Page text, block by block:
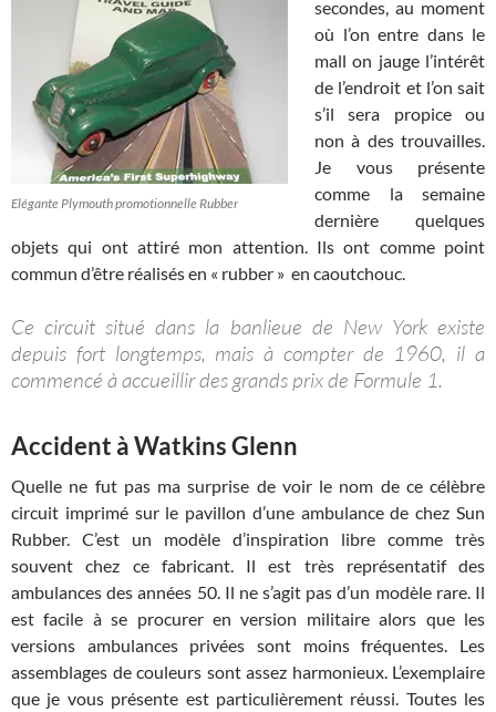
Elégante Plymouth promotionnelle Rubber
secondes, au moment
où l’on entre dans le
mall on jauge l’intérêt
de l’endroit et l’on sait
s’il sera propice ou
non à des trouvailles.
Je vous présente
comme la semaine
dernière quelques
objets qui ont attiré mon attention. Ils ont comme point
commun d’être réalisés en « rubber » en caoutchouc.
Ce circuit situé dans la banlieue de New York existe
depuis fort longtemps, mais à compter de 1960, il a
commencé à accueillir des grands prix de Formule 1.
Accident à Watkins Glenn
Quelle ne fut pas ma surprise de voir le nom de ce célèbre
circuit imprimé sur le pavillon d’une ambulance de chez Sun
Rubber. C’est un modèle d’inspiration libre comme très
souvent chez ce fabricant. Il est très représentatif des
ambulances des années 50. Il ne s’agit pas d’un modèle rare. Il
est facile à se procurer en version militaire alors que les
versions ambulances privées sont moins fréquentes. Les
assemblages de couleurs sont assez harmonieux. L’exemplaire
que je vous présente est particulièrement réussi. Toutes les